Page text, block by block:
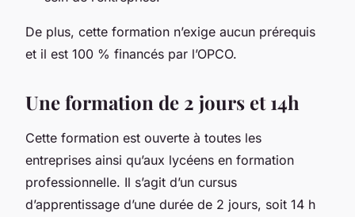
De plus, cette formation n’exige aucun prérequis
et il est 100 % financés par l’OPCO.
Une formation de 2 jours et 14h
Cette formation est ouverte à toutes les
entreprises ainsi qu’aux lycéens en formation
professionnelle. Il s’agit d’un cursus
d’apprentissage d’une durée de 2 jours, soit 14 h